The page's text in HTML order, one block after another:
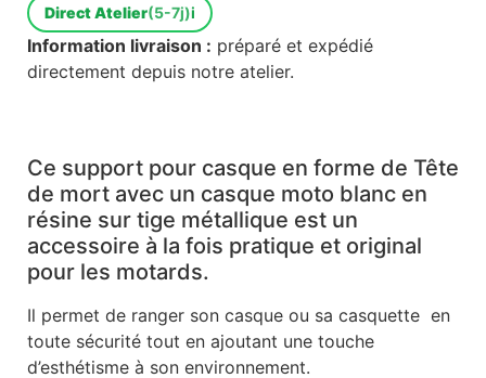
Direct Atelier(5-7j)i
Information livraison : préparé et expédié
directement depuis notre atelier.
Ce support pour casque en forme de Tête
de mort avec un casque moto blanc en
résine sur tige métallique est un
accessoire à la fois pratique et original
pour les motards.
Il permet de ranger son casque ou sa casquette en
toute sécurité tout en ajoutant une touche
d’esthétisme à son environnement.